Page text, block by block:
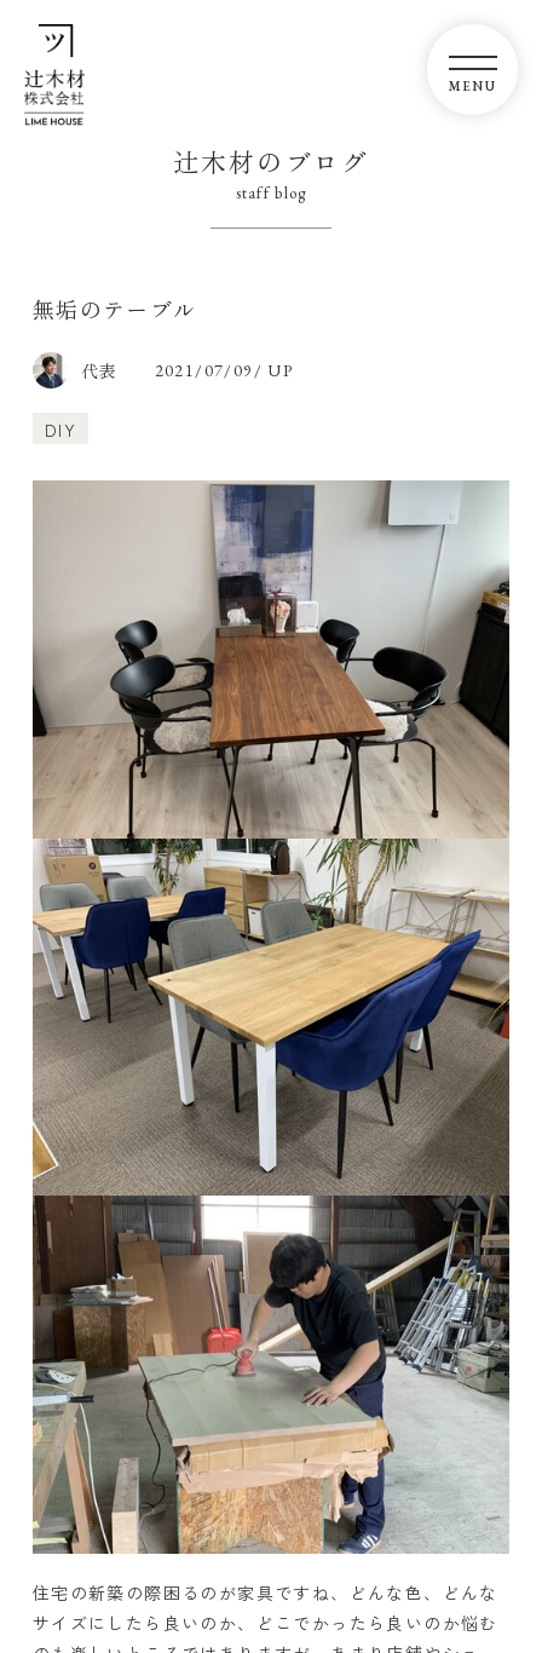
辻木材のブログ
staff blog
無垢のテーブル
代表 2021/07/09/ UP
DIY
住宅の新築の際困るのが家具ですね、どんな色、どんな
サイズにしたら良いのか、どこでかったら良いのか悩む